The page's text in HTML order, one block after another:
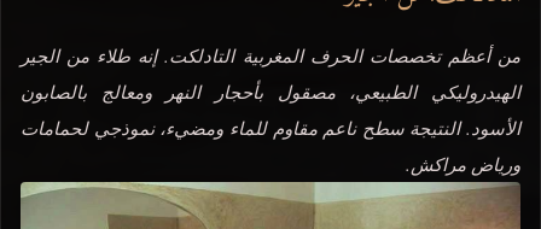
من أعظم تخصصات الحرف المغربية التادلكت. إنه طلاء من الجير
الهيدروليكي الطبيعي، مصقول بأحجار النهر ومعالج بالصابون
الأسود. النتيجة سطح ناعم مقاوم للماء ومضيء، نموذجي لحمامات
ورياض مراكش.